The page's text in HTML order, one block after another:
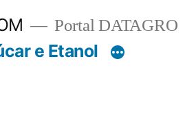
Portal DATAGRO
e Etanol